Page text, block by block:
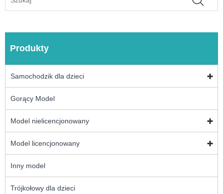
Produkty
Samochodzik dla dzieci
Gorący Model
Model nielicencjonowany
Model licencjonowany
Inny model
Trójkołowy dla dzieci